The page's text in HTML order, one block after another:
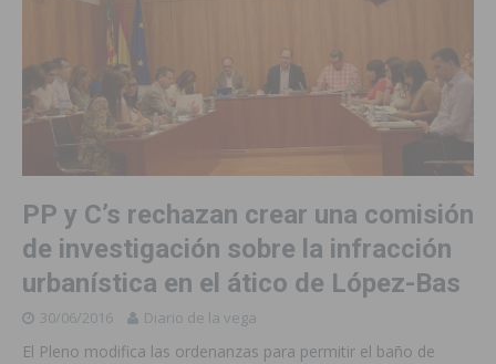
PP y C’s rechazan crear una comisión
de investigación sobre la infracción
urbanística en el ático de López-Bas
30/06/2016 Diario de la vega
El Pleno modifica las ordenanzas para permitir el baño de